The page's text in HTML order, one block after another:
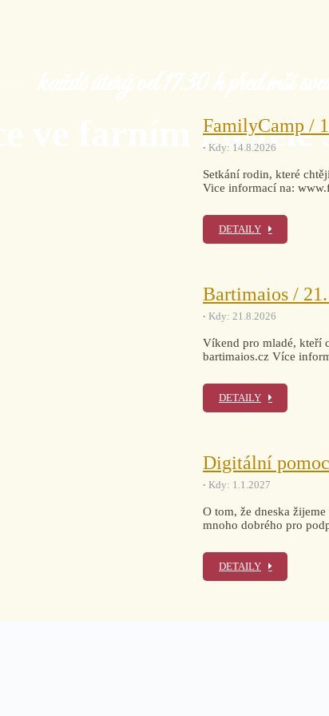
ve farním kostele
FamilyCamp /
Kdy: 14.8.2026
Setkání rodin, které
Vice informací na:
DETAILY
Bartimaios /
Kdy: 21.8.2026
Víkend pro mladé, kteří
bartimaios.cz Více
DETAILY
Digitální
Kdy: 1.1.2027
O tom, že dneska
mnoho dobrého pro
DETAILY